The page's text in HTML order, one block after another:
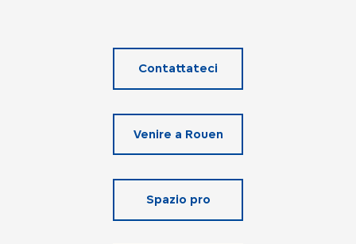
Contattateci
Venire a Rouen
Spazio pro